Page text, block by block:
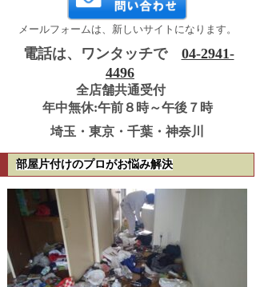
メールフォームは、新しいサイトになります。
電話は、ワンタッチで 04-2941-
4496
全店舗共通受付
年中無休:午前８時～午後７時
埼玉・東京・千葉・神奈川
部屋片付けのプロがお悩み解決